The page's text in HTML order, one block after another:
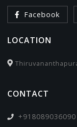
Facebook
LOCATION
CONTACT
+918089036090